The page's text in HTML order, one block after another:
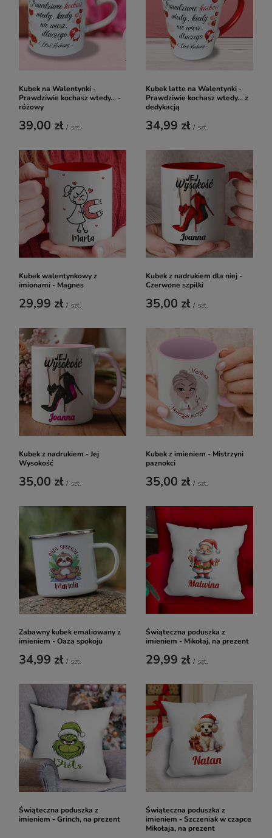
Kubek na Walentynki -
Prawdziwie kochasz wtedy... -
różowy
39,00 zł / szt.
Kubek latte na Walentynki -
Prawdziwie kochasz wtedy... z
dedykacją
34,99 zł / szt.
Kubek walentynkowy z
imionami - Magnes
29,99 zł / szt.
Kubek z nadrukiem dla niej -
Czerwone szpilki
35,00 zł / szt.
Kubek z nadrukiem - Jej
Wysokość
35,00 zł / szt.
Kubek z imieniem - Mistrzyni
paznokci
35,00 zł / szt.
Zabawny kubek emaliowany z
imieniem - Oaza spokoju
34,99 zł / szt.
Świąteczna poduszka z
imieniem - Mikołaj, na prezent
29,99 zł / szt.
Świąteczna poduszka z
imieniem - Grinch, na prezent
Świąteczna poduszka z
imieniem - Szczeniak w czapce
Mikołaja, na prezent